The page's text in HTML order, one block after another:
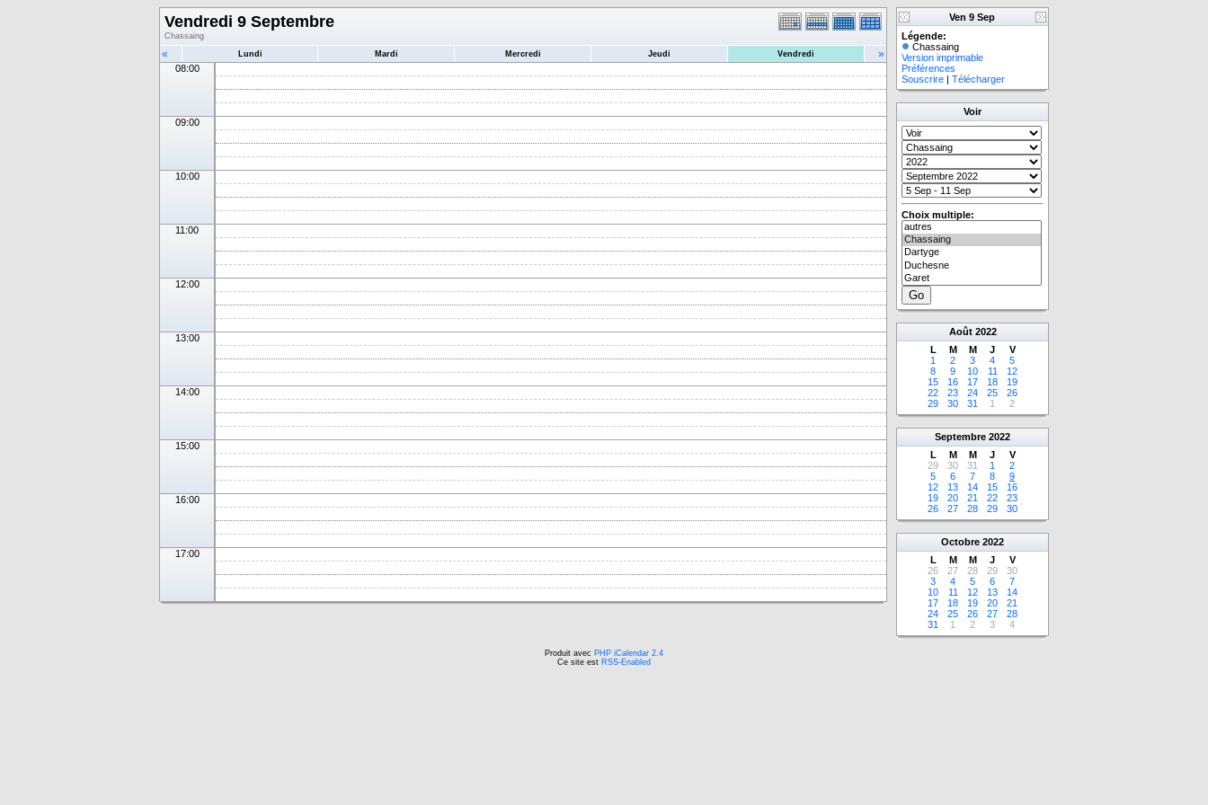
Vendredi 9 Septembre
Chassaing
« Lundi Mardi Mercredi Jeudi Vendredi »
08:00
09:00
10:00
11:00
12:00
13:00
14:00
15:00
16:00
17:00
Ven 9 Sep
Légende:
Chassaing
Version imprimable
Préférences
Souscrire | Télécharger
Voir
Choix multiple:
Août 2022
L
M M J
V
1
2 3 4
5
8
9 10 11
12
15
16 17 18
19
22
23 24 25
26
29
30 31 1 2
Septembre 2022
L
M M J
V
29
30 31 1
2
5
6 7 8
9
12
13 14 15
16
19
20 21 22
23
26
27 28 29 30
Octobre 2022
L
M M J
V
26
27 28 29
30
3
4 5 6
7
10
11 12 13
14
17
18 19 20
21
24
25 26 27
28
31
1 2 3 4
Produit avec PHP iCalendar 2.4
Ce site est RSS-Enabled